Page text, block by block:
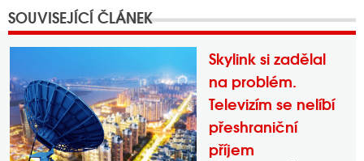
Skylink si zadělal
na problém.
Televizím se nelíbí
přeshraniční
příjem